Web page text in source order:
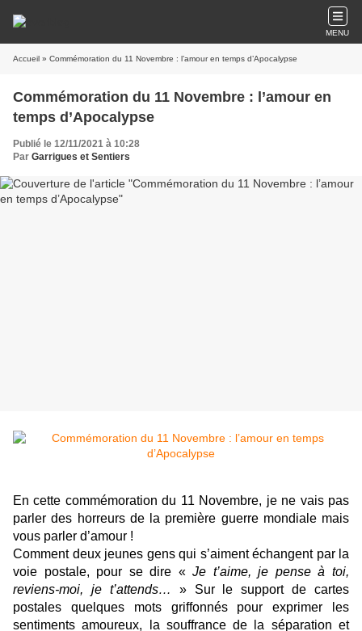
MENU
Accueil » Commémoration du 11 Novembre : l’amour en temps d’Apocalypse
Commémoration du 11 Novembre : l’amour en
temps d’Apocalypse
Publié le 12/11/2021 à 10:28
Par Garrigues et Sentiers
En cette commémoration du 11 Novembre, je ne vais pas
parler des horreurs de la première guerre mondiale mais
vous parler d’amour !
Comment deux jeunes gens qui s’aiment échangent par la
voie postale, pour se dire «Je t’aime, je pense à toi,
reviens-moi, je t’attends…
» Sur le support de cartes
postales quelques mots griffonnés pour exprimer les
sentiments amoureux, la souffrance de la séparation et